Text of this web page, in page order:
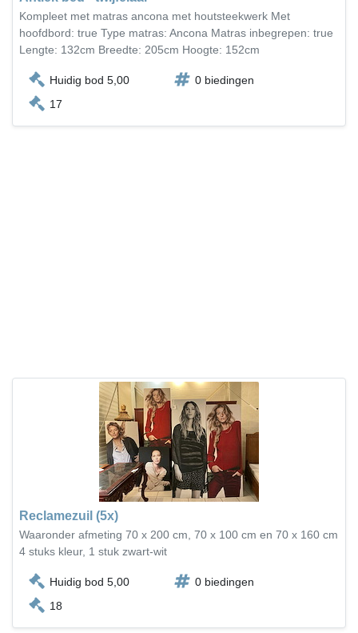
Kompleet met matras ancona met houtsteekwerk Met
hoofdbord: true Type matras: Ancona Matras inbegrepen: true
Lengte: 132cm Breedte: 205cm Hoogte: 152cm
Huidig bod 5,00
0 biedingen
17
Reclamezuil (5x)
Waaronder afmeting 70 x 200 cm, 70 x 100 cm en 70 x 160 cm
4 stuks kleur, 1 stuk zwart-wit
Huidig bod 5,00
0 biedingen
18